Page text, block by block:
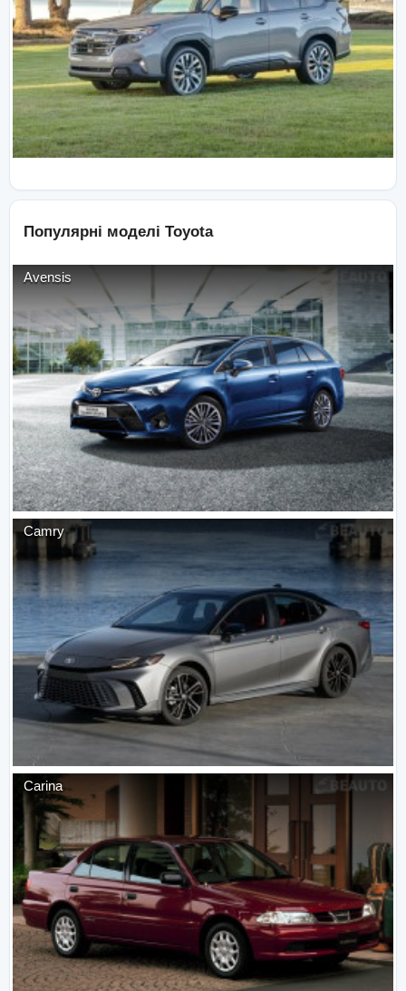
Популярні моделі Toyota
Avensis
Camry
Carina